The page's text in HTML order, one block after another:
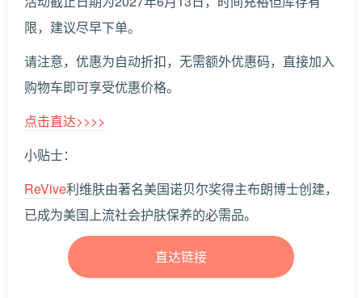
限，建议尽早下单。
请注意，优惠为自动折扣，无需额外优惠码，直接加入
购物车即可享受优惠价格。
点击直达>>>>
小贴士：
ReVive利维肤由著名美国诺贝尔奖得主布朗博士创建，
已成为美国上流社会护肤保养的必需品。
直达链接